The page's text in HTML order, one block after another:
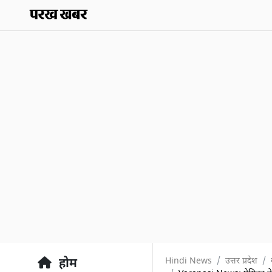
होम
Hindi News उत्तर प्रदेश